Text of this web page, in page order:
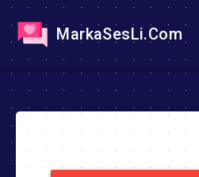
MarkaSesLi.Com